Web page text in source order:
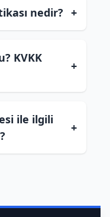
nedir? +
KVKK
+
ile ilgili
+